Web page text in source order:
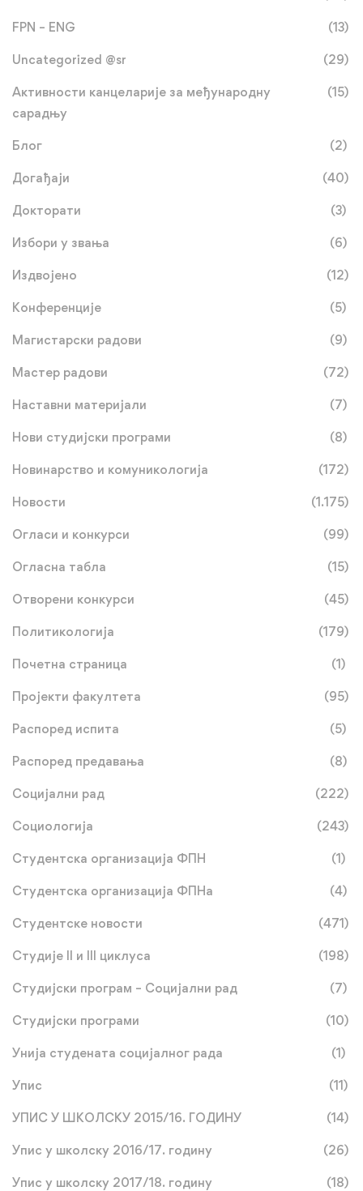
FPN – ENG (13)
Uncategorized @sr (29)
Активности канцеларије за међународну
сарадњу
(15)
Блог (2)
Догађаји (40)
Докторати (3)
Избори у звања (6)
Издвојено (12)
Конференције (5)
Магистарски радови (9)
Мастер радови (72)
Наставни материјали (7)
Нови студијски програми (8)
Новинарство и комуникологија (172)
Новости (1.175)
Огласи и конкурси (99)
Огласна табла (15)
Отворени конкурси (45)
Политикологија (179)
Почетна страница (1)
Пројекти факултета (95)
Распоред испита (5)
Распоред предавања (8)
Социјални рад (222)
Социологија (243)
Студентска организација ФПН (1)
Студентска организација ФПНа (4)
Студентске новости (471)
Студије II и III циклуса (198)
Студијски програм – Социјални рад (7)
Студијски програми (10)
Унија студената социјалног рада (1)
Упис (11)
УПИС У ШКОЛСКУ 2015/16. ГОДИНУ (14)
Упис у школску 2016/17. годину (26)
Упис у школску 2017/18. годину (18)